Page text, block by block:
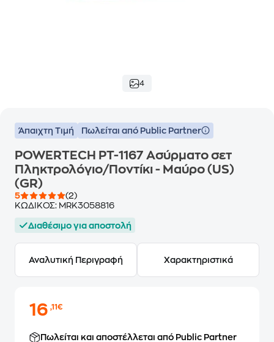
4
Άπαιχτη Τιμή Πωλείται από Public Partner
POWERTECH PT-1167 Ασύρματο σετ
Πληκτρολόγιο/Ποντίκι - Μαύρο (US)
(GR)
5
(2)
ΚΩΔΙΚΟΣ: MRK3058816
Διαθέσιμο για αποστολή
Αναλυτική Περιγραφή Χαρακτηριστικά
16,11€
Πωλείται και αποστέλλεται από Public Partner